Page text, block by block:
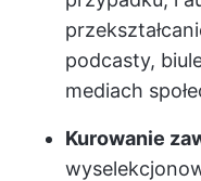
podcasty,
mediach
Kurowanie